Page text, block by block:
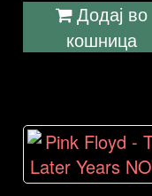
Додај во
кошница